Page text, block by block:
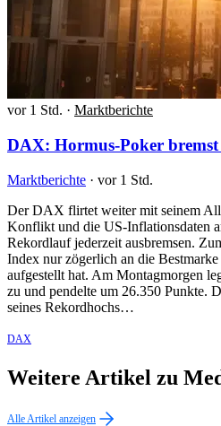
vor 1 Std. · Marktberichte
DAX: Hormus-Poker
Marktberichte · vor 1 Std.
Der DAX flirtet weiter mit seinem
Konflikt und die US-Inflationsdaten
Rekordlauf jederzeit ausbremsen.
Index nur zögerlich an die
aufgestellt hat. Am Montagmorgen
zu und pendelte um 26.350 Punkte.
seines Rekordhochs…
DAX
Weitere Artikel zu
Alle Artikel anzeigen